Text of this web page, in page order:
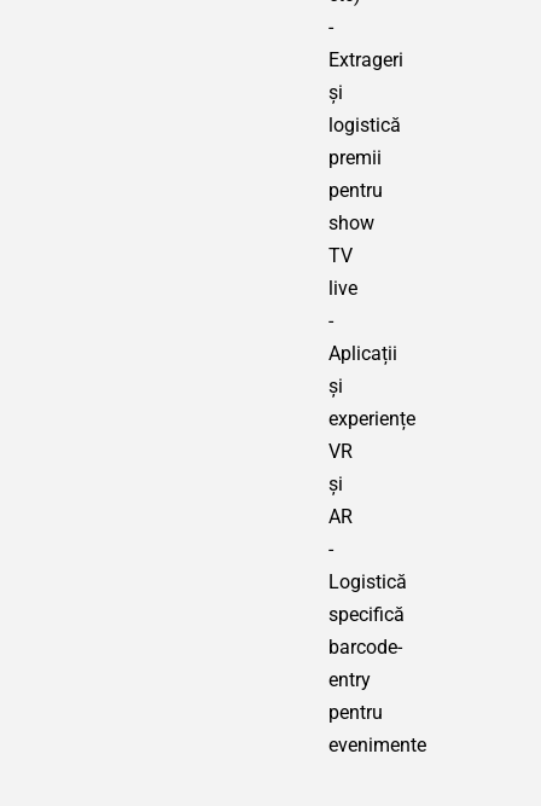
-
Extrageri
și
logistică
premii
pentru
show
TV
live
-
Aplicații
și
experiențe
VR
și
AR
-
Logistică
specifică
barcode-
entry
pentru
evenimente